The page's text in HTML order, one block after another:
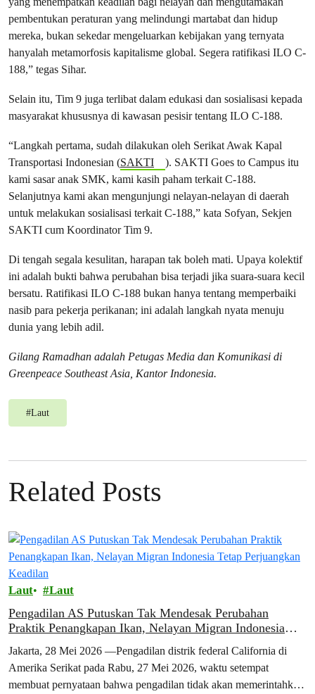
pembentukan peraturan yang melindungi martabat dan hidup
mereka, bukan sekedar mengeluarkan kebijakan yang ternyata
hanyalah metamorfosis kapitalisme global. Segera ratifikasi ILO C-
188,” tegas Sihar.
Selain itu, Tim 9 juga terlibat dalam edukasi dan sosialisasi kepada
masyarakat khususnya di kawasan pesisir tentang ILO C-188.
“Langkah pertama, sudah dilakukan oleh Serikat Awak Kapal
Transportasi Indonesian (SAKTI
). SAKTI Goes to Campus itu
kami sasar anak SMK, kami kasih paham terkait C-188.
Selanjutnya kami akan mengunjungi nelayan-nelayan di daerah
untuk melakukan sosialisasi terkait C-188,” kata Sofyan, Sekjen
SAKTI cum Koordinator Tim 9.
Di tengah segala kesulitan, harapan tak boleh mati. Upaya kolektif
ini adalah bukti bahwa perubahan bisa terjadi jika suara-suara kecil
bersatu. Ratifikasi ILO C-188 bukan hanya tentang memperbaiki
nasib para pekerja perikanan; ini adalah langkah nyata menuju
dunia yang lebih adil.
Gilang Ramadhan adalah Petugas Media dan Komunikasi di
Greenpeace Southeast Asia, Kantor Indonesia.
#Laut
Related Posts
Laut Laut
Pengadilan AS Putuskan Tak Mendesak Perubahan
Praktik Penangkapan Ikan, Nelayan Migran Indonesia
Jakarta, 28 Mei 2026 —Pengadilan distrik federal California di
Amerika Serikat pada Rabu, 27 Mei 2026, waktu setempat
membuat pernyataan bahwa pengadilan tidak akan memerintahkan